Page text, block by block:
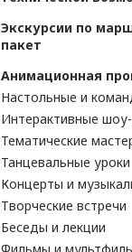
Экскурсии по
пакет
Анимационная
Настольные и
Интерактивные
Тематические
Танцевальные уроки
Концерты и
Творческие встречи
Беседы и лекции
Фильмы и